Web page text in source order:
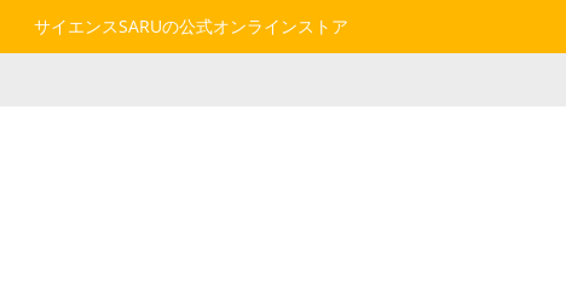
サイエンスSARUの公式オンラインストア